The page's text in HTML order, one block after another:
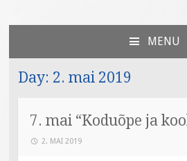
Väiksed
sünnitoetusega seotudMENU
CONTENT
Day: 2. mai 2019
7. mai “Koduõpe ja
2. MAI 2019